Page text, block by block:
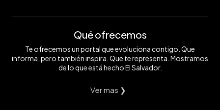
Qué ofrecemos
Te ofrecemos un portal que evoluciona contigo. Que
informa, pero también inspira. Que te representa. Mostramos
de lo que está hecho El Salvador.
Ver mas ❯